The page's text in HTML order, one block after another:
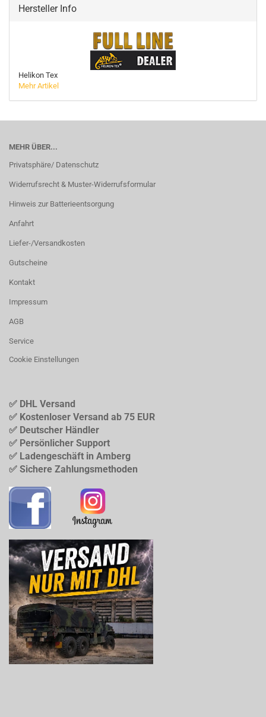
Hersteller Info
Helikon Tex
Mehr Artikel
MEHR ÜBER...
Privatsphäre/ Datenschutz
Widerrufsrecht & Muster-Widerrufsformular
Hinweis zur Batterieentsorgung
Anfahrt
Liefer-/Versandkosten
Gutscheine
Kontakt
Impressum
AGB
Service
Cookie Einstellungen
✅ DHL Versand
✅ Kostenloser Versand ab 75 EUR
✅ Deutscher Händler
✅ Persönlicher Support
✅ Ladengeschäft in Amberg
✅ Sichere Zahlungsmethoden